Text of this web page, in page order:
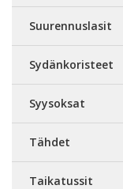
Suurennuslasit
Sydänkoristeet
Syysoksat
Tähdet
Taikatussit